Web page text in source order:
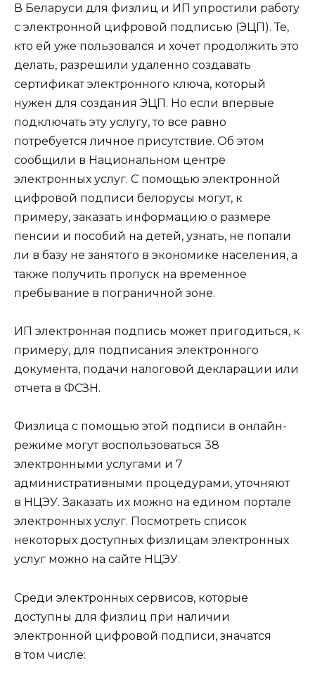
В Беларуси для физлиц и ИП упростили работу
с электронной цифровой подписью (ЭЦП). Те,
кто ей уже пользовался и хочет продолжить это
делать, разрешили удаленно создавать
сертификат электронного ключа, который
нужен для создания ЭЦП. Но если впервые
подключать эту услугу, то все равно
потребуется личное присутствие. Об этом
сообщили в Национальном центре
электронных услуг. С помощью электронной
цифровой подписи белорусы могут, к
примеру, заказать информацию о размере
пенсии и пособий на детей, узнать, не попали
ли в базу не занятого в экономике населения, а
также получить пропуск на временное
пребывание в пограничной зоне.
ИП электронная подпись может пригодиться, к
примеру, для подписания электронного
документа, подачи налоговой декларации или
отчета в ФСЗН.
Физлица с помощью этой подписи в онлайн-
режиме могут воспользоваться 38
электронными услугами и 7
административными процедурами, уточняют
в НЦЭУ. Заказать их можно на едином портале
электронных услуг. Посмотреть список
некоторых доступных физлицам электронных
услуг можно на сайте НЦЭУ.
Среди электронных сервисов, которые
доступны для физлиц при наличии
электронной цифровой подписи, значатся
в том числе: